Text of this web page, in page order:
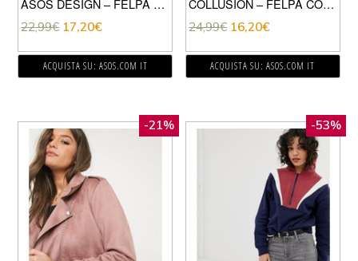
22,99€ 17,20€
ACQUISTA SU: ASOS.COM IT
24,99€ 16,20€
ACQUISTA SU: ASOS.COM IT
-21% -53%